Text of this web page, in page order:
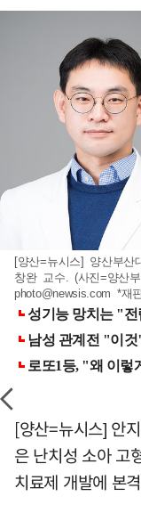
[양산=뉴시스] 양산부
창완 교수. (사진=양산
photo@newsis.com *재
[양산=뉴시스] 안
은 난치성 소아 고
치료제 개발에 본